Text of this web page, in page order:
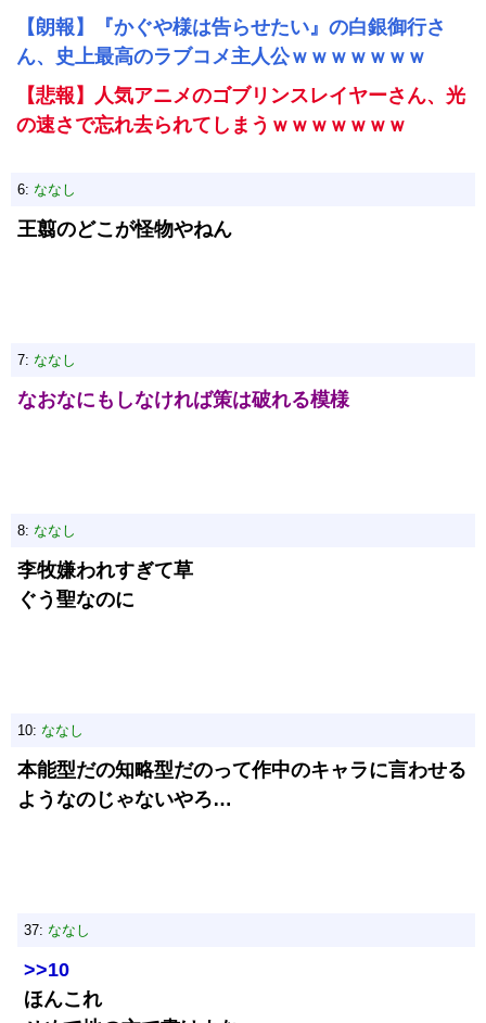
【朗報】『かぐや様は告らせたい』の白銀御行さ
ん、史上最高のラブコメ主人公ｗｗｗｗｗｗｗ
【悲報】人気アニメのゴブリンスレイヤーさん、光
の速さで忘れ去られてしまうｗｗｗｗｗｗｗ
6: ななし
王翦のどこが怪物やねん
7: ななし
なおなにもしなければ策は破れる模様
8: ななし
李牧嫌われすぎて草
ぐう聖なのに
10: ななし
本能型だの知略型だのって作中のキャラに言わせる
ようなのじゃないやろ…
37: ななし
>>10
ほんこれ